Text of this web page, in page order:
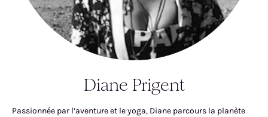
Diane Prigent
Passionnée par l’aventure et le yoga, Diane parcours la planète